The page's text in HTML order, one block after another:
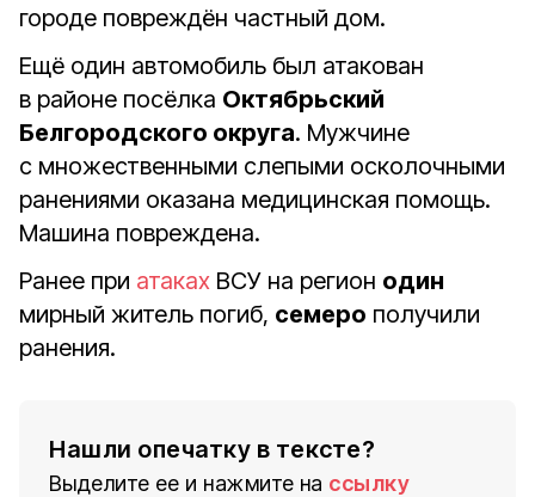
городе повреждён частный дом.
Ещё один автомобиль был атакован
в районе посёлка Октябрьский
Белгородского округа. Мужчине
с множественными слепыми осколочными
ранениями оказана медицинская помощь.
Машина повреждена.
Ранее при атаках ВСУ на регион один
мирный житель погиб, семеро получили
ранения.
Нашли опечатку в тексте?
Выделите ее и нажмите на ссылку